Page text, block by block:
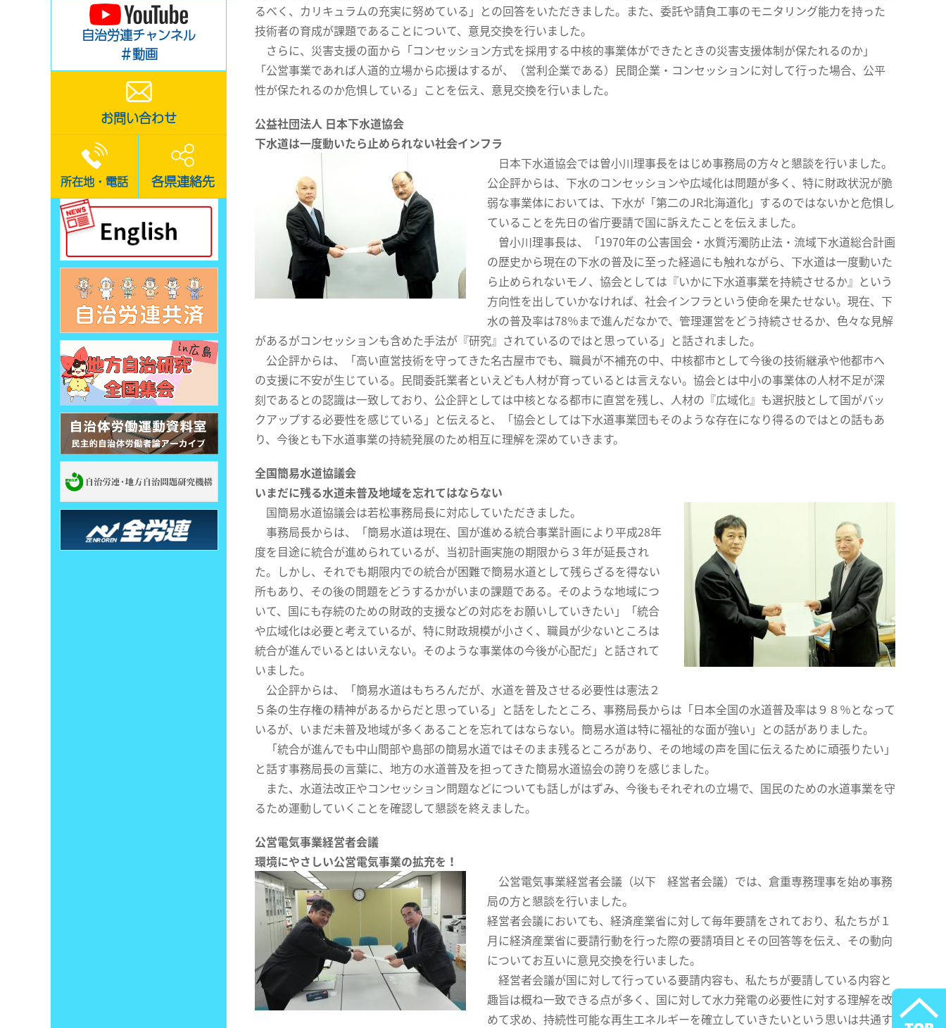
自治労連チャンネル
＃動画
お問い合わせ
所在地・電話 各県連絡先
るべく、カリキュラムの充実に努めている」との回答をいただきました。また、委託や請負工事のモニタリング能力を持った
技術者の育成が課題であることについて、意見交換を行いました。
さらに、災害支援の面から「コンセッション方式を採用する中核的事業体ができたときの災害支援体制が保たれるのか」
「公営事業であれば人道的立場から応援はするが、（営利企業である）民間企業・コンセッションに対して行った場合、公平
性が保たれるのか危惧している」ことを伝え、意見交換を行いました。
公益社団法人 日本下水道協会
下水道は一度動いたら止められない社会インフラ
日本下水道協会では曽小川理事長をはじめ事務局の方々と懇談を行いました。
公企評からは、下水のコンセッションや広域化は問題が多く、特に財政状況が脆
弱な事業体においては、下水が「第二のJR北海道化」するのではないかと危惧し
ていることを先日の省庁要請で国に訴えたことを伝えました。
曽小川理事長は、「1970年の公害国会・水質汚濁防止法・流域下水道総合計画
の歴史から現在の下水の普及に至った経過にも触れながら、下水道は一度動いた
ら止められないモノ、協会としては『いかに下水道事業を持続させるか』という
方向性を出していかなければ、社会インフラという使命を果たせない。現在、下
水の普及率は78％まで進んだなかで、管理運営をどう持続させるか、色々な見解
があるがコンセッションも含めた手法が『研究』されているのではと思っている」と話されました。
公企評からは、「高い直営技術を守ってきた名古屋市でも、職員が不補充の中、中核都市として今後の技術継承や他都市へ
の支援に不安が生じている。民間委託業者といえども人材が育っているとは言えない。協会とは中小の事業体の人材不足が深
刻であるとの認識は一致しており、公企評としては中核となる都市に直営を残し、人材の『広域化』も選択肢として国がバッ
クアップする必要性を感じている」と伝えると、「協会としては下水道事業団もそのような存在になり得るのではとの話もあ
り、今後とも下水道事業の持続発展のため相互に理解を深めていきます。
全国簡易水道協議会
いまだに残る水道未普及地域を忘れてはならない
国簡易水道協議会は若松事務局長に対応していただきました。
事務局長からは、「簡易水道は現在、国が進める統合事業計画により平成28年
度を目途に統合が進められているが、当初計画実施の期限から３年が延長され
た。しかし、それでも期限内での統合が困難で簡易水道として残らざるを得ない
所もあり、その後の問題をどうするかがいまの課題である。そのような地域につ
いて、国にも存続のための財政的支援などの対応をお願いしていきたい」「統合
や広域化は必要と考えているが、特に財政規模が小さく、職員が少ないところは
統合が進んでいるとはいえない。そのような事業体の今後が心配だ」と話されて
いました。
公企評からは、「簡易水道はもちろんだが、水道を普及させる必要性は憲法２
５条の生存権の精神があるからだと思っている」と話をしたところ、事務局長からは「日本全国の水道普及率は９８％となって
いるが、いまだ未普及地域が多くあることを忘れてはならない。簡易水道は特に福祉的な面が強い」との話がありました。
「統合が進んでも中山間部や島部の簡易水道ではそのまま残るところがあり、その地域の声を国に伝えるために頑張りたい」
と話す事務局長の言葉に、地方の水道普及を担ってきた簡易水道協会の誇りを感じました。
また、水道法改正やコンセッション問題などについても話しがはずみ、今後もそれぞれの立場で、国民のための水道事業を守
るため運動していくことを確認して懇談を終えました。
公営電気事業経営者会議
環境にやさしい公営電気事業の拡充を！
公営電気事業経営者会議（以下 経営者会議）では、倉重専務理事を始め事務
局の方と懇談を行いました。
経営者会議においても、経済産業省に対して毎年要請をされており、私たちが１
月に経済産業省に要請行動を行った際の要請項目とその回答等を伝え、その動向
についてお互いに意見交換を行いました。
経営者会議が国に対して行っている要請内容も、私たちが要請している内容と
趣旨は概ね一致できる点が多く、国に対して水力発電の必要性に対する理解を改
めて求め、持続性可能な再生エネルギーを確立していきたいという思いは共通す